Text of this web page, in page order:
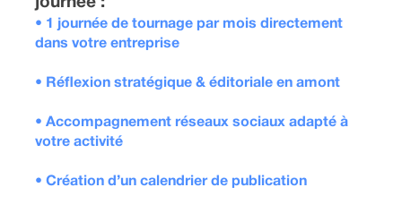
• 1 journée de tournage par mois directement
dans votre entreprise
• Réflexion stratégique & éditoriale en amont
• Accompagnement réseaux sociaux adapté à
votre activité
• Création d’un calendrier de publication